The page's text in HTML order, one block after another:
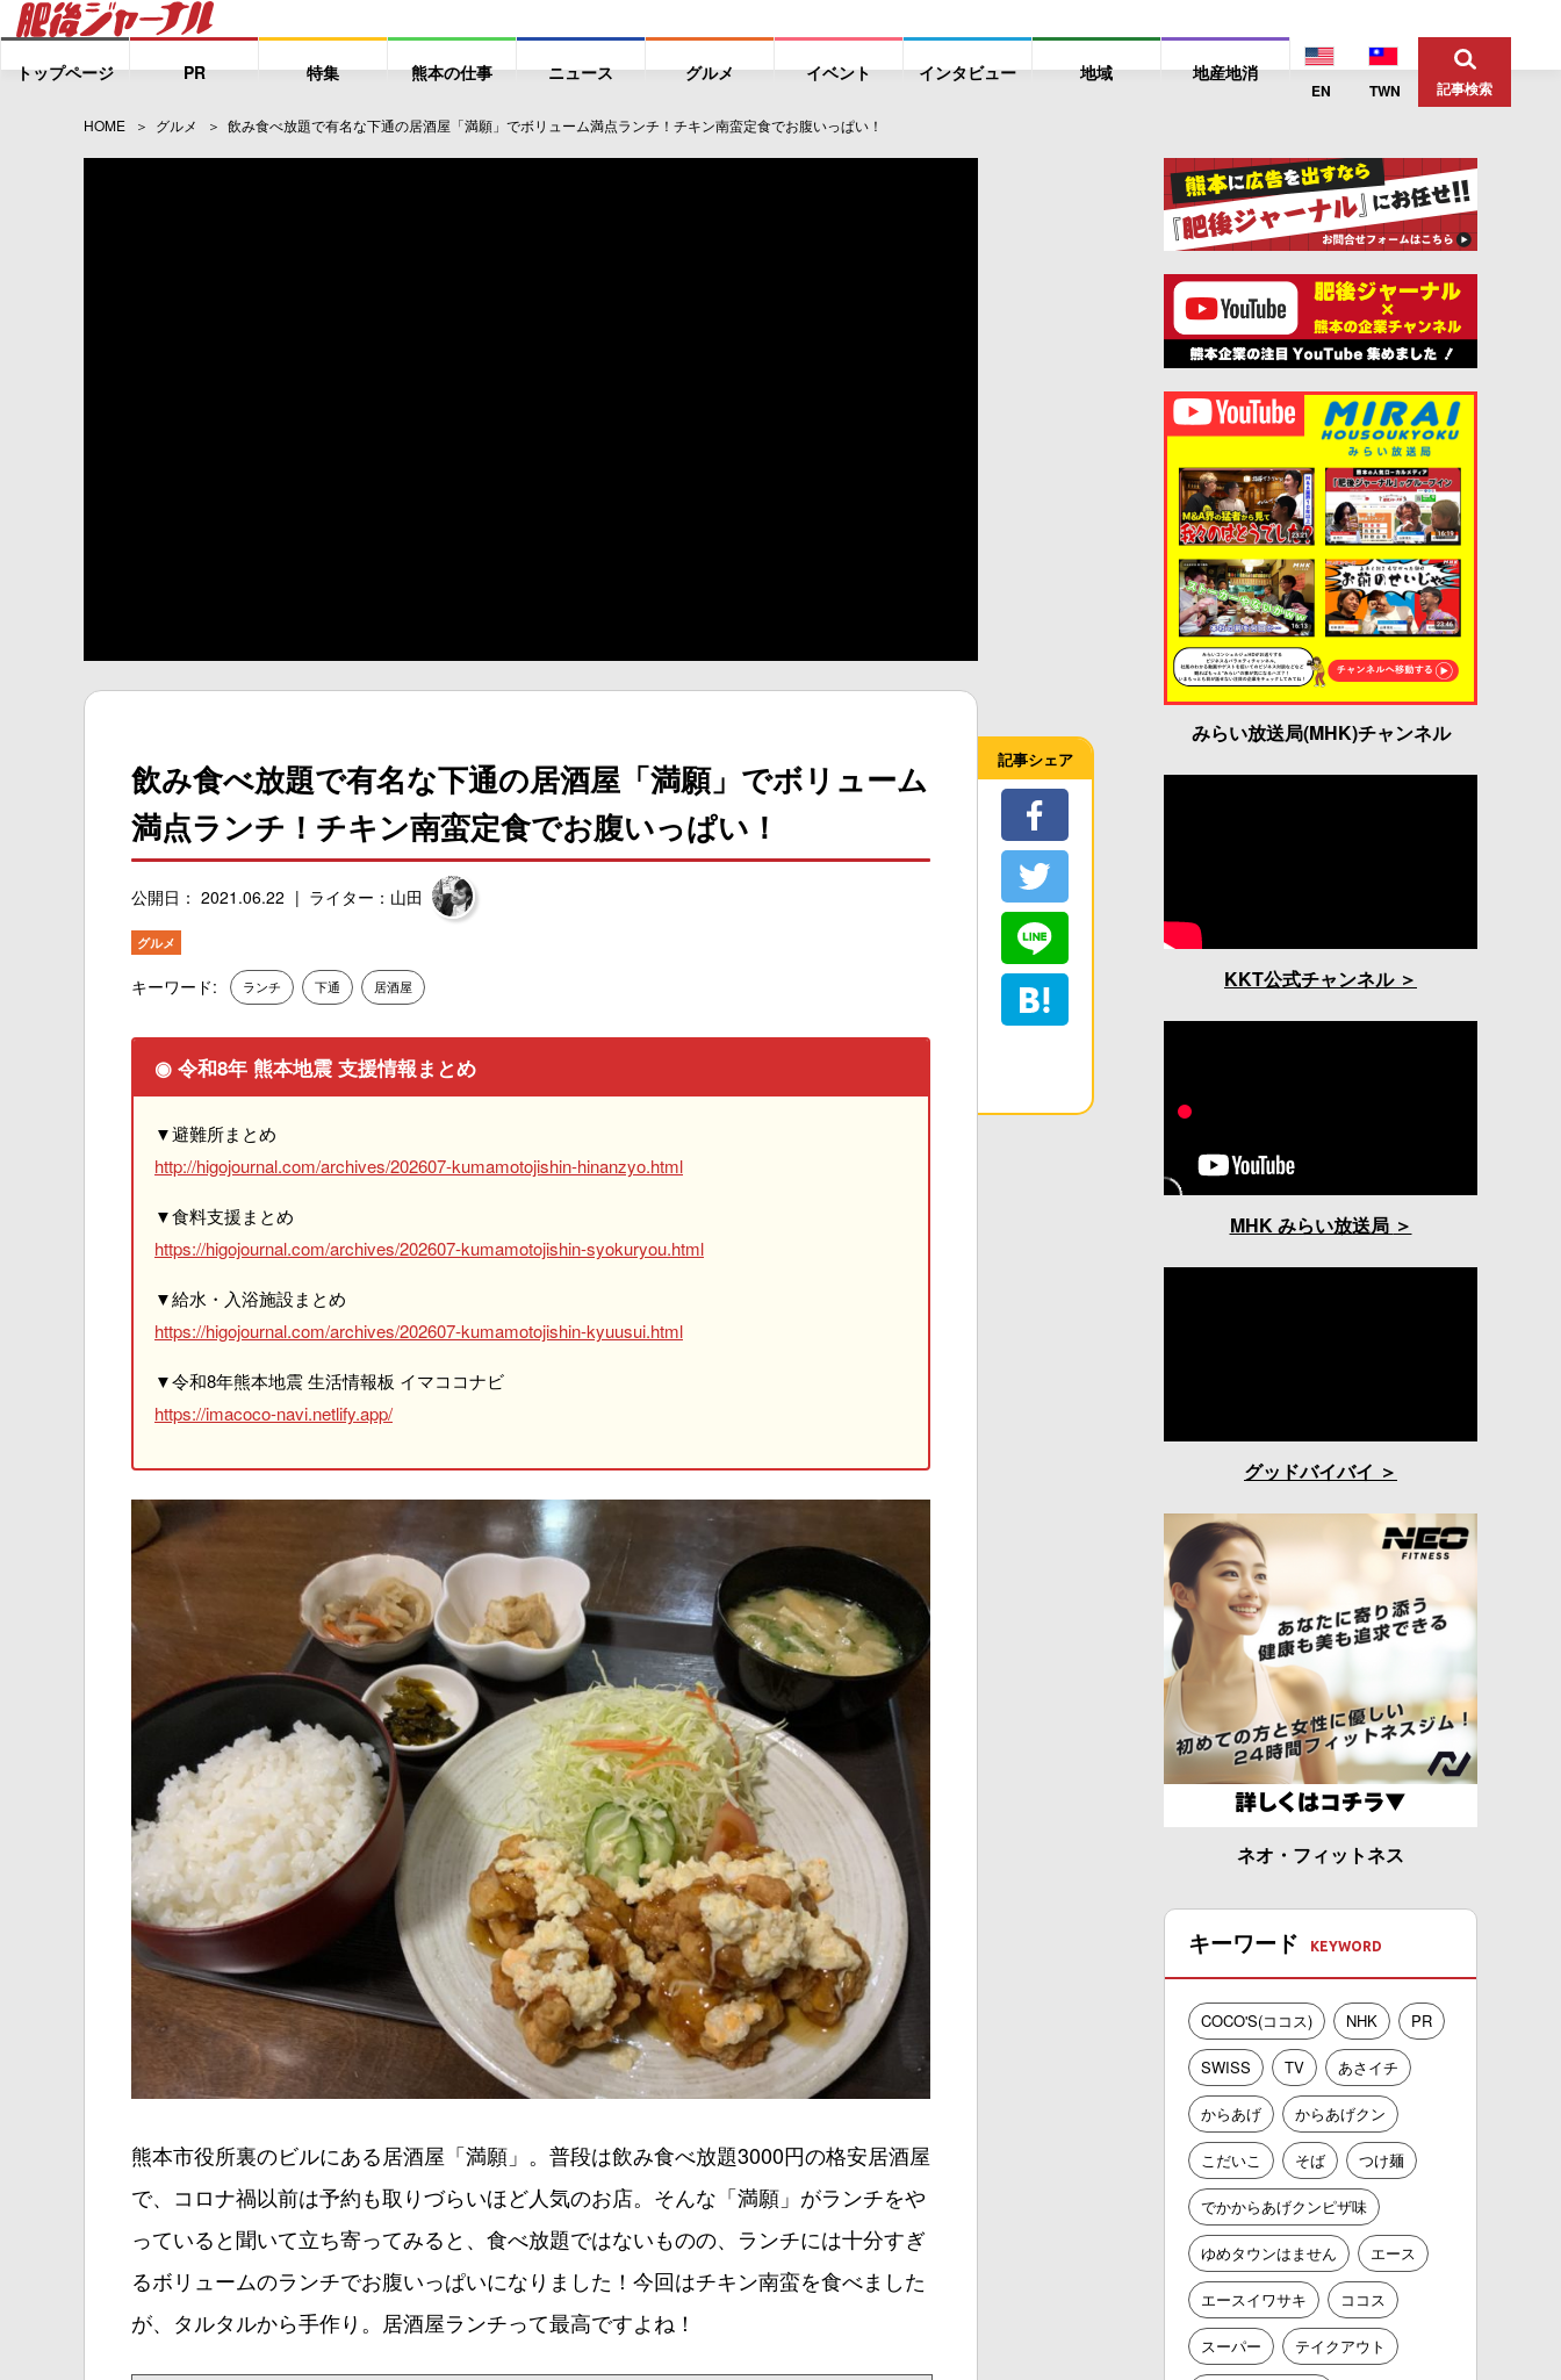
トップページ PR 特集 熊本の仕事 ニュース グルメ イベント インタビュー 地域 地産地消
EN TWN 記事検索
HOME グルメ 飲み食べ放題で有名な下通の居酒屋「満願」でボリューム満点ランチ！チキン南蛮定食でお腹いっぱい！
飲み食べ放題で有名な下通の居酒屋「満願」でボリューム
満点ランチ！チキン南蛮定食でお腹いっぱい！
公開日： 2021.06.22 ライター：山田
グルメ
キーワード: ランチ 下通 居酒屋
◉ 令和8年 熊本地震 支援情報まとめ
▼避難所まとめ
http://higojournal.com/archives/202607-kumamotojishin-hinanzyo.html
▼食料支援まとめ
https://higojournal.com/archives/202607-kumamotojishin-syokuryou.html
▼給水・入浴施設まとめ
https://higojournal.com/archives/202607-kumamotojishin-kyuusui.html
▼令和8年熊本地震 生活情報板 イマココナビ
https://imacoco-navi.netlify.app/
熊本市役所裏のビルにある居酒屋「満願」。普段は飲み食べ放題3000円の格安居酒屋
で、コロナ禍以前は予約も取りづらいほど人気のお店。そんな「満願」がランチをや
っていると聞いて立ち寄ってみると、食べ放題ではないものの、ランチには十分すぎ
るボリュームのランチでお腹いっぱいになりました！今回はチキン南蛮を食べました
が、タルタルから手作り。居酒屋ランチって最高ですよね！
記事シェア
みらい放送局(MHK)チャンネル
KKT公式チャンネル
MHK みらい放送局
グッドバイバイ
ネオ・フィットネス
キーワード
COCO'S(ココス) NHK PR
SWISS TV あさイチ
からあげ からあげクン
こだいこ そば つけ麺
でかからあげクンピザ味
ゆめタウンはません エース
エースイワサキ ココス
スーパー テイクアウト